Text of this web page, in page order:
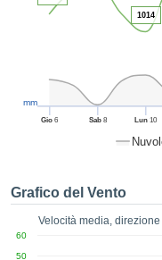
per
senza
clic sul
CONTINUA
Gio 6 Sab8 Lun 10
mm
1014
Grafico del Vento
Velocità media,
50
60